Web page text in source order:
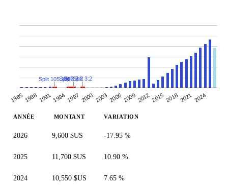
1985 1988 1991 1994 1997 2000 20032006 2009 20122015 20182021 2024
Split 105:100
Split 3:2
Split 3:2Split 3:2
ANNÉE MONTANT VARIATION
2026 9,600 $US -17.95 %
2025 11,700 $US 10.90 %
2024 10,550 $US 7.65 %